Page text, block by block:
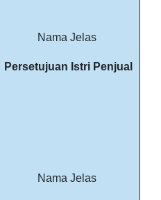
Nama Jelas
Persetujuan Istri Penjual
Nama Jelas